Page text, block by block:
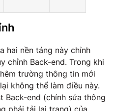
hai nền tảng này chỉnh
chỉnh Back-end. Trong khi
trường thông tin mới
không thể làm điều này.
Back-end (chỉnh sửa thông
phải tải lại trang) của